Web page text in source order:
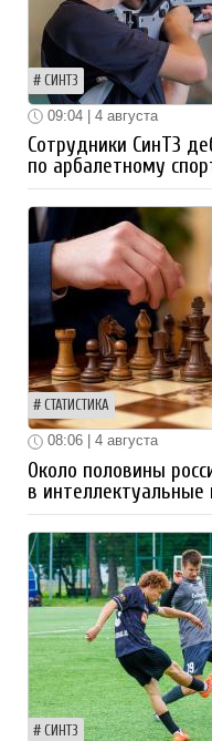
СИНТЗ
09:04 | 4 августа
Сотрудники СинТЗ
по арбалетному
СТАТИСТИКА
08:06 | 4 августа
Около половины
в интеллектуальные
СИНТЗ